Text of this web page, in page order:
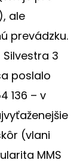
ale
prevádzku.
3
poslalo
136 – v
(vlani
MMS